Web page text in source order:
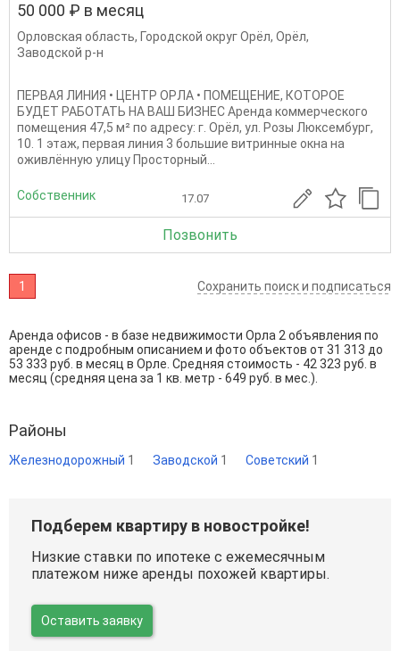
50 000 ₽ в месяц
Орловская область, Городской округ Орёл, Орёл,
Заводской р-н
ПЕРВАЯ ЛИНИЯ • ЦЕНТР ОРЛА • ПОМЕЩЕНИЕ, КОТОРОЕ
БУДЕТ РАБОТАТЬ НА ВАШ БИЗНЕС Аренда коммерческого
помещения 47,5 м² по адресу: г. Орёл, ул. Розы Люксембург,
10. 1 этаж, первая линия 3 большие витринные окна на
оживлённую улицу Просторный...
Собственник 17.07
Позвонить
1 Сохранить поиск и подписаться
Аренда офисов - в базе недвижимости Орла 2 объявления по
аренде с подробным описанием и фото объектов от 31 313 до
53 333 руб. в месяц в Орле. Средняя стоимость - 42 323 руб. в
месяц (средняя цена за 1 кв. метр - 649 руб. в мес.).
Районы
Железнодорожный 1 Заводской 1 Советский 1
Подберем квартиру в новостройке!
Низкие ставки по ипотеке с ежемесячным
платежом ниже аренды похожей квартиры.
Оставить заявку